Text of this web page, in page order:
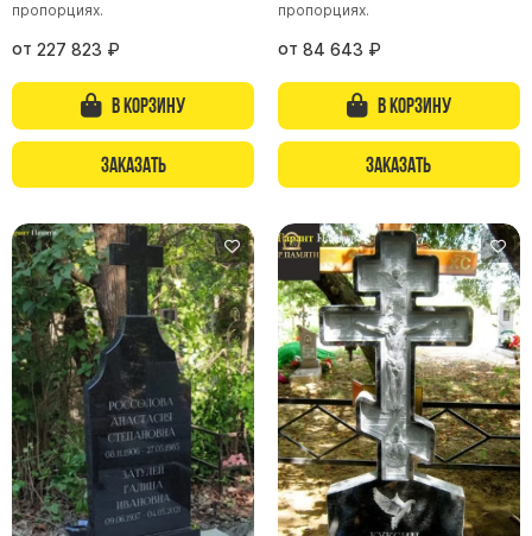
Памятники девушке
Памятники дочери
Памятники мужчине
Памятники дедушке
Памятники мужу
Памятники парню
Памятники сыну
Памятники вертикальные
Памятники врачу
Памятники горизонтальные
Памятники индивидуальные
Памятники классические
Памятники книга
пропорциях.
от 227 823 ₽
В корзину
Заказать
пропорциях.
от 84 643 ₽
В корзину
Заказать